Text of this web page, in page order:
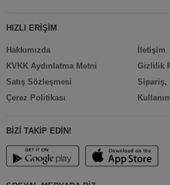
HIZLI ERİŞİM
Hakkımızda
KVKK Aydınlatma Metni
Satış Sözleşmesi
Çerez Politikası
İletişim
Gizlilik
Sipariş,
BİZİ TAKİP EDİN!